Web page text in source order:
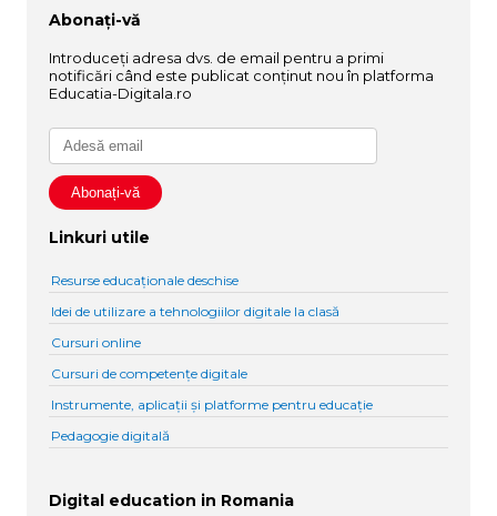
Abonați-vă
Introduceți adresa dvs. de email pentru a primi
notificări când este publicat conținut nou în platforma
Educatia-Digitala.ro
Linkuri utile
Resurse educaționale deschise
Idei de utilizare a tehnologiilor digitale la clasă
Cursuri online
Cursuri de competențe digitale
Instrumente, aplicații și platforme pentru educație
Pedagogie digitală
Digital education in Romania